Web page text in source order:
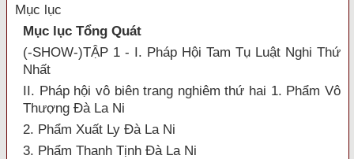
Mục lục
Mục lục Tổng Quát
(-SHOW-)TẬP 1 - I. Pháp Hội Tam Tụ Luật Nghi Thứ
Nhất
II. Pháp hội vô biên trang nghiêm thứ hai 1. Phẩm Vô
Thượng Đà La Ni
2. Phẩm Xuất Ly Đà La Ni
3. Phẩm Thanh Tịnh Đà La Ni